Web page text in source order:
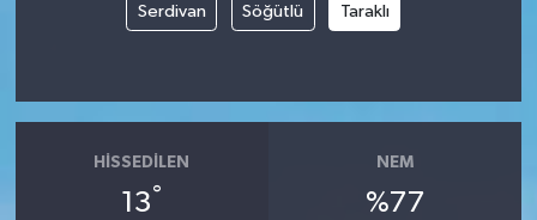
Serdivan Söğütlü Taraklı
HISSEDILEN
13°
NEM
%77